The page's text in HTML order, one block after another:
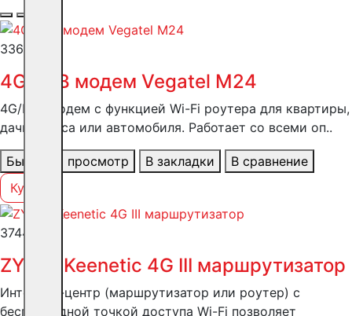
3360 ₽
4G USB модем Vegatel M24
4G/LTE-модем с функцией Wi-Fi роутера для квартиры,
дачи, офиса или автомобиля. Работает со всеми оп..
Быстрый просмотр В закладки
В сравнение
Купить
3744 ₽
ZYXEL Keenetic 4G III маршрутизатор
Интернет-центр (маршрутизатор или роутер) с
беспроводной точкой доступа Wi-Fi позволяет